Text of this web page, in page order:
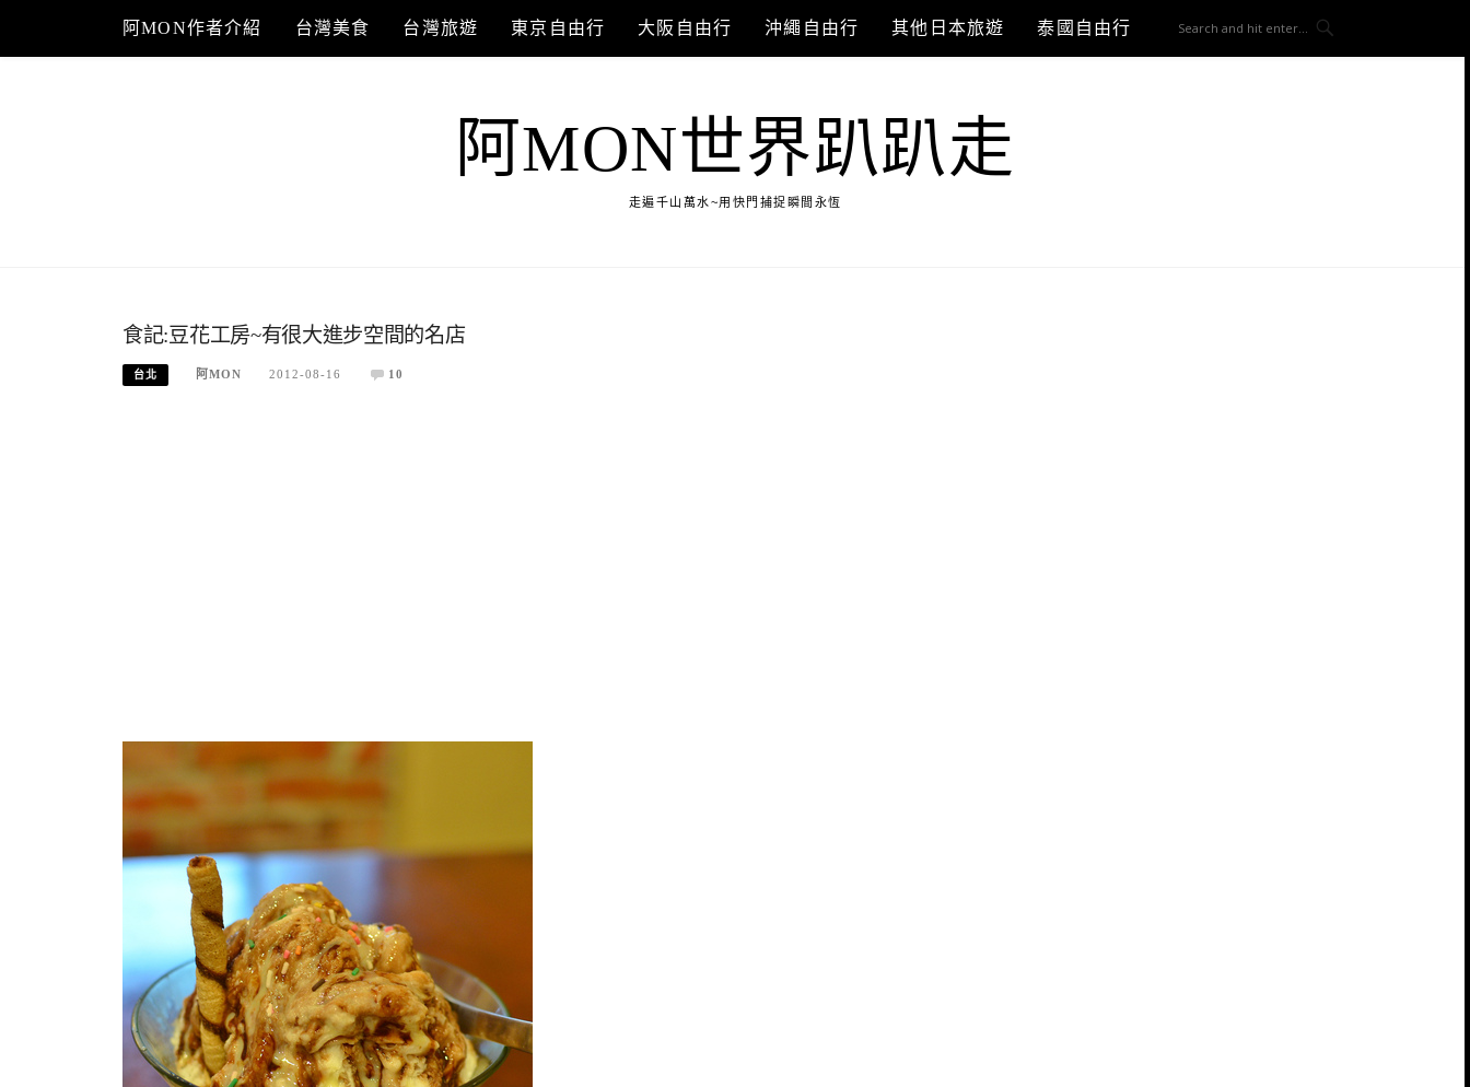
content
阿MON作者介紹 台灣美食 台灣旅遊 東京自由行 大阪自由行 沖繩自由行 其他日本旅遊 泰國自由行
阿MON世界趴趴走
走遍千山萬水~用快門捕捉瞬間永恆
食記:豆花工房~有很大進步空間的名店
台北 阿MON 2012-08-16 10